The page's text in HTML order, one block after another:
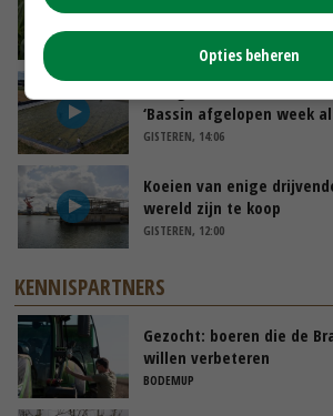
goed
Droogte veroorzaakt
‘Bassin afgelopen week
GISTEREN, 14:06
Koeien van enige
wereld zijn te koop
GISTEREN, 12:00
KENNISPARTNERS
Gezocht: boeren die de
willen verbeteren
BODEMUP
Opties beheren